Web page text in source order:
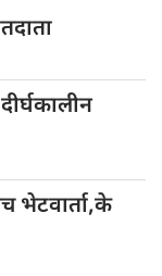
भेटवार्ता,के